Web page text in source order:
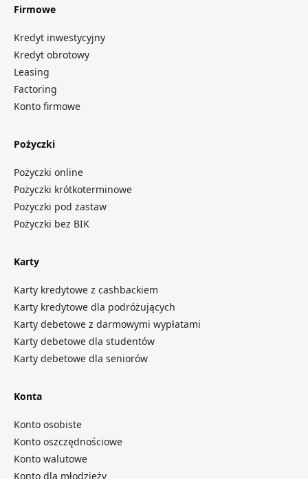
Firmowe
Kredyt inwestycyjny
Kredyt obrotowy
Leasing
Factoring
Konto firmowe
Pożyczki
Pożyczki online
Pożyczki krótkoterminowe
Pożyczki pod zastaw
Pożyczki bez BIK
Karty
Karty kredytowe z cashbackiem
Karty kredytowe dla podróżujących
Karty debetowe z darmowymi wypłatami
Karty debetowe dla studentów
Karty debetowe dla seniorów
Konta
Konto osobiste
Konto oszczędnościowe
Konto walutowe
Konto dla młodzieży